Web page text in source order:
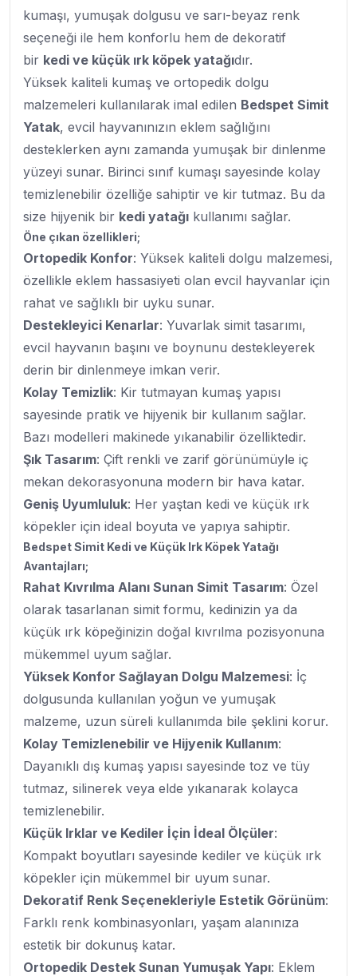
kumaşı, yumuşak dolgusu ve sarı-beyaz renk
seçeneği ile hem konforlu hem de dekoratif
bir kedi ve küçük ırk köpek yatağıdır.
Yüksek kaliteli kumaş ve ortopedik dolgu
malzemeleri kullanılarak imal edilen Bedspet Simit
Yatak, evcil hayvanınızın eklem sağlığını
desteklerken aynı zamanda yumuşak bir dinlenme
yüzeyi sunar. Birinci sınıf kumaşı sayesinde kolay
temizlenebilir özelliğe sahiptir ve kir tutmaz. Bu da
size hijyenik bir kedi yatağı kullanımı sağlar.
Öne çıkan özellikleri;
Ortopedik Konfor: Yüksek kaliteli dolgu malzemesi,
özellikle eklem hassasiyeti olan evcil hayvanlar için
rahat ve sağlıklı bir uyku sunar.
Destekleyici Kenarlar: Yuvarlak simit tasarımı,
evcil hayvanın başını ve boynunu destekleyerek
derin bir dinlenmeye imkan verir.
Kolay Temizlik: Kir tutmayan kumaş yapısı
sayesinde pratik ve hijyenik bir kullanım sağlar.
Bazı modelleri makinede yıkanabilir özelliktedir.
Şık Tasarım: Çift renkli ve zarif görünümüyle iç
mekan dekorasyonuna modern bir hava katar.
Geniş Uyumluluk: Her yaştan kedi ve küçük ırk
köpekler için ideal boyuta ve yapıya sahiptir.
Bedspet Simit Kedi ve Küçük Irk Köpek Yatağı
Avantajları;
Rahat Kıvrılma Alanı Sunan Simit Tasarım: Özel
olarak tasarlanan simit formu, kedinizin ya da
küçük ırk köpeğinizin doğal kıvrılma pozisyonuna
mükemmel uyum sağlar.
Yüksek Konfor Sağlayan Dolgu Malzemesi: İç
dolgusunda kullanılan yoğun ve yumuşak
malzeme, uzun süreli kullanımda bile şeklini korur.
Kolay Temizlenebilir ve Hijyenik Kullanım:
Dayanıklı dış kumaş yapısı sayesinde toz ve tüy
tutmaz, silinerek veya elde yıkanarak kolayca
temizlenebilir.
Küçük Irklar ve Kediler İçin İdeal Ölçüler:
Kompakt boyutları sayesinde kediler ve küçük ırk
köpekler için mükemmel bir uyum sunar.
Dekoratif Renk Seçenekleriyle Estetik Görünüm:
Farklı renk kombinasyonları, yaşam alanınıza
estetik bir dokunuş katar.
Ortopedik Destek Sunan Yumuşak Yapı: Eklem